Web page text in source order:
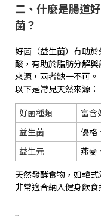
二、什麼是腸道
菌？
好菌（益生菌）有助
酸，有助於脂肪分解
來源，兩者缺一不可。
以下是常見天然來源：
好菌種類
富含
益生菌
優格
益生元
燕麥
天然發酵食物，如韓
非常適合納入健身飲食
...